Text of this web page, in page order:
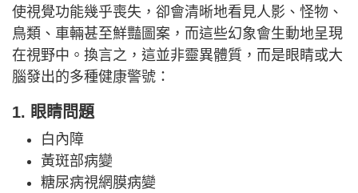
使視覺功能幾乎喪失，卻會清晰地看見人影、怪物、
鳥類、車輛甚至鮮豔圖案，而這些幻象會生動地呈現
在視野中。換言之，這並非靈異體質，而是眼睛或大
腦發出的多種健康警號：
1. 眼睛問題
白內障
黃斑部病變
糖尿病視網膜病變